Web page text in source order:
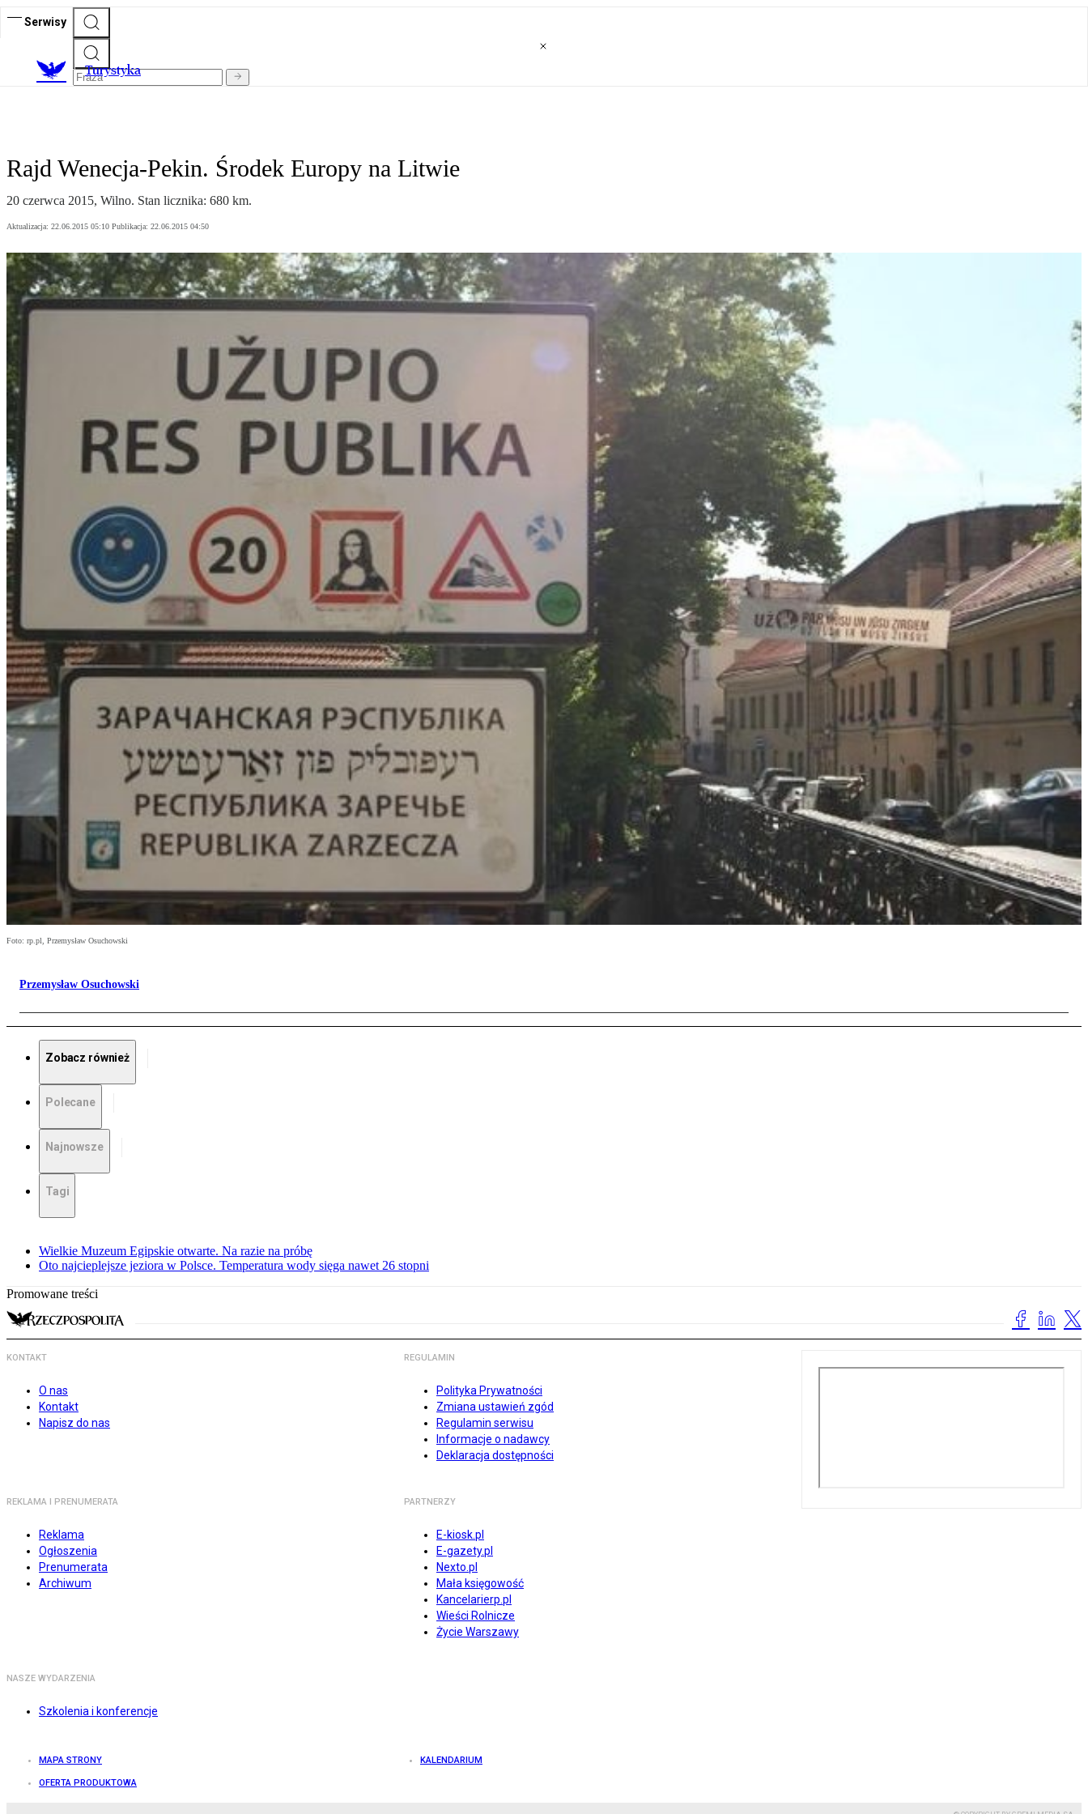
Serwisy
Turystyka
Rajd Wenecja-Pekin. Środek Europy na Litwie
20 czerwca 2015, Wilno. Stan licznika: 680 km.
Aktualizacja: 22.06.2015 05:10 Publikacja: 22.06.2015 04:50
Foto: rp.pl, Przemysław Osuchowski
Przemysław Osuchowski
Zobacz również
Polecane
Najnowsze
Tagi
Wielkie Muzeum Egipskie otwarte. Na razie na próbę
Oto najcieplejsze jeziora w Polsce. Temperatura wody sięga nawet 26 stopni
Promowane treści
KONTAKT
O nas
Kontakt
Napisz do nas
REGULAMIN
Polityka Prywatności
Zmiana ustawień zgód
Regulamin serwisu
Informacje o nadawcy
Deklaracja dostępności
REKLAMA I PRENUMERATA
Reklama
Ogłoszenia
Prenumerata
Archiwum
PARTNERZY
E-kiosk.pl
E-gazety.pl
Nexto.pl
Mała księgowość
Kancelarierp.pl
Wieści Rolnicze
Życie Warszawy
NASZE WYDARZENIA
Szkolenia i konferencje
MAPA STRONY KALENDARIUM
OFERTA PRODUKTOWA